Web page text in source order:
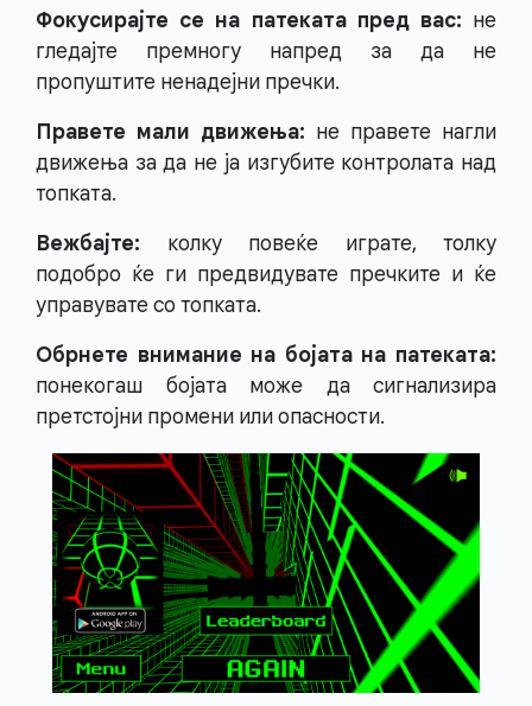
Фокусирајте се на патеката пред вас: не
гледајте премногу напред за да не
пропуштите ненадејни пречки.
Правете мали движења: не правете нагли
движења за да не ја изгубите контролата над
топката.
Вежбајте: колку повеќе играте, толку
подобро ќе ги предвидувате пречките и ќе
управувате со топката.
Обрнете внимание на бојата на патеката:
понекогаш бојата може да сигнализира
претстојни промени или опасности.